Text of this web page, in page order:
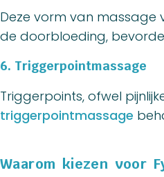
Deze vorm van massage
de doorbloeding,
6. Triggerpointmassage
Triggerpoints, ofwel
triggerpointmassage
Waarom kiezen voor